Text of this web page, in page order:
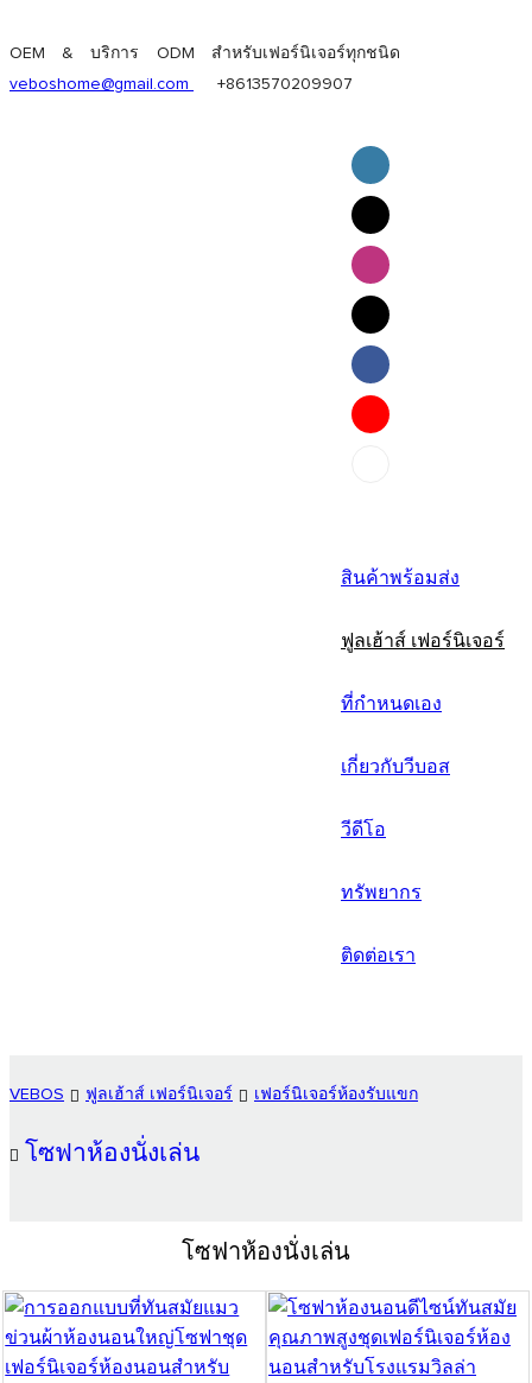
OEM & บริการ ODM สำหรับเฟอร์นิเจอร์ทุกชนิด
veboshome@gmail.com
+8613570209907
English
Pilipino
ภาษาไทย
日语
italiano
français
العربية
สินค้าพร้อมส่ง
ฟูลเฮ้าส์ เฟอร์นิเจอร์
ที่กำหนดเอง
เกี่ยวกับวีบอส
วีดีโอ
ทรัพยากร
ติดต่อเรา
VEBOS ฟูลเฮ้าส์ เฟอร์นิเจอร์ เฟอร์นิเจอร์ห้องรับแขก
โซฟาห้องนั่งเล่น
โซฟาห้องนั่งเล่น